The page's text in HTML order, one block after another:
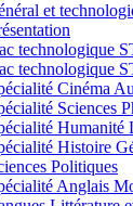
et
technologique
technologique
Cinéma
Sciences
Humanité
Histoire
Politiques
Anglais